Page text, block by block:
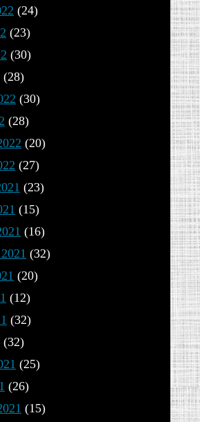
(24)
(23)
(30)
(28)
(30)
(28)
(20)
(27)
(23)
(15)
(16)
(32)
(20)
(12)
(32)
(32)
(25)
(26)
(15)